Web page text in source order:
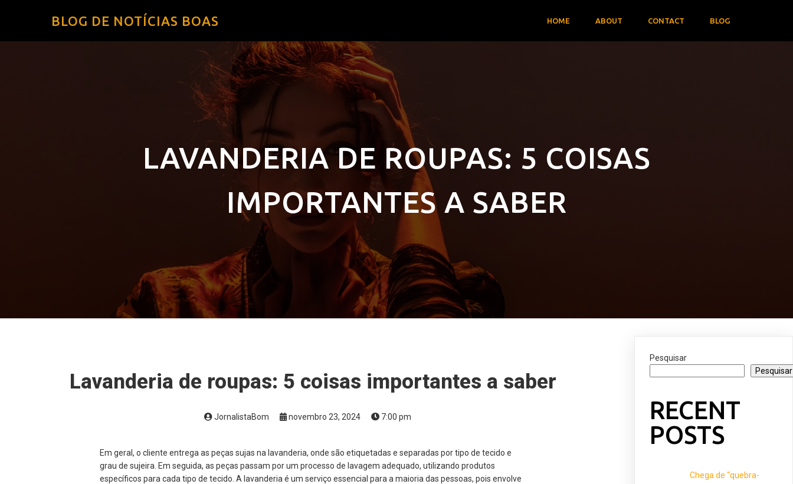
BLOG DE NOTÍCIAS BOAS HOME ABOUT CONTACT BLOG
LAVANDERIA DE ROUPAS: 5 COISAS
IMPORTANTES A SABER
Lavanderia de roupas: 5 coisas importantes a saber
JornalistaBom novembro 23, 2024 7:00 pm
Em geral, o cliente entrega as peças sujas na lavanderia, onde são etiquetadas e separadas por tipo de tecido e
grau de sujeira. Em seguida, as peças passam por um processo de lavagem adequado, utilizando produtos
específicos para cada tipo de tecido. A lavanderia é um serviço essencial para a maioria das pessoas, pois envolve
Pesquisar
Pesquisar
RECENT
POSTS
Chega de “quebra-